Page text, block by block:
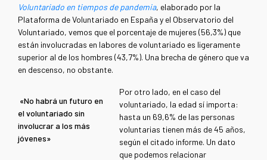
Voluntariado en tiempos de pandemia, elaborado por la
Plataforma de Voluntariado en España y el Observatorio del
Voluntariado, vemos que el porcentaje de mujeres (56,3%) que
están involucradas en labores de voluntariado es ligeramente
superior al de los hombres (43,7%). Una brecha de género que va
en descenso, no obstante.
«No habrá un futuro en
el voluntariado sin
involucrar a los más
jóvenes»
Por otro lado, en el caso del
voluntariado, la edad sí importa:
hasta un 69,6% de las personas
voluntarias tienen más de 45 años,
según el citado informe. Un dato
que podemos relacionar